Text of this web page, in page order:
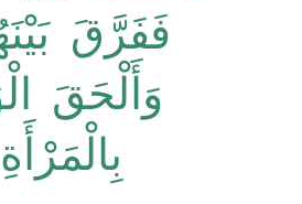
فَفَرَّقَ
وَأَلْحَقَ